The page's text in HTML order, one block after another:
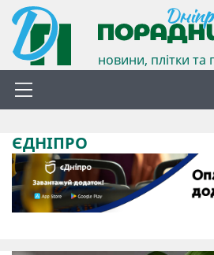
новини, плітки та
ЄДНІПРО